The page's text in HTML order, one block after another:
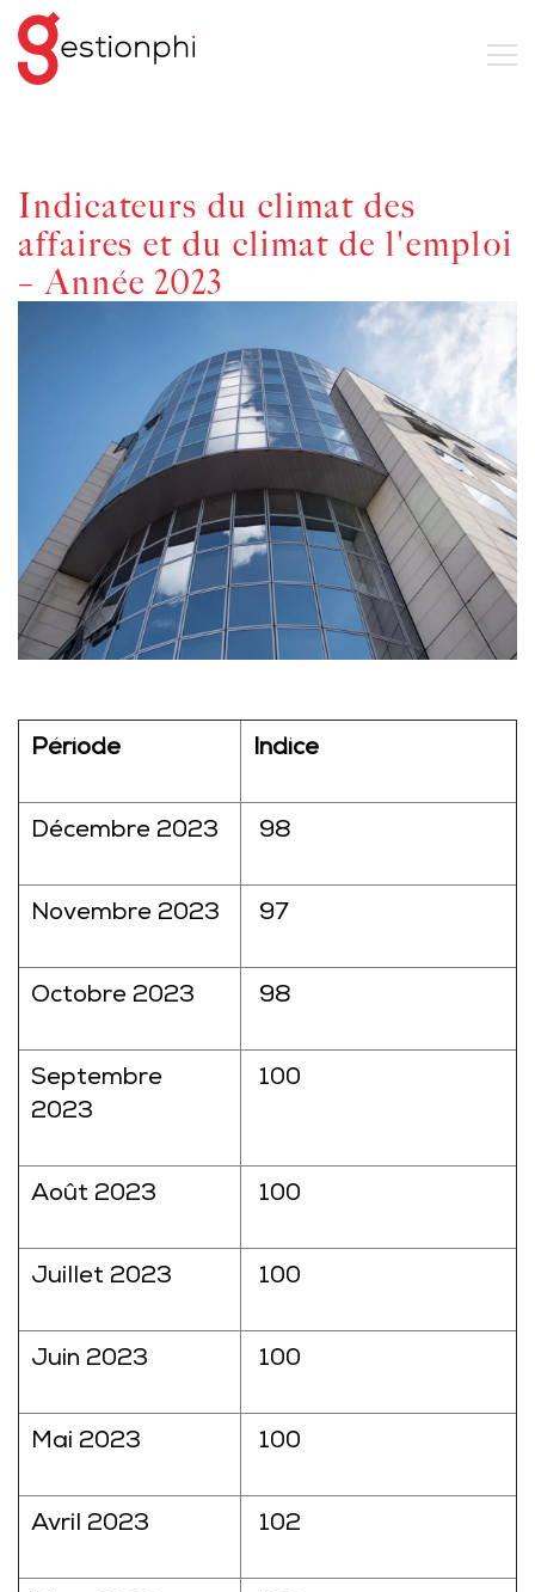
Indicateurs du climat des
affaires et du climat de l'emploi
– Année 2023
Période Indice
Décembre 2023 98
Novembre 2023 97
Octobre 2023 98
Septembre
2023
100
Août 2023 100
Juillet 2023 100
Juin 2023 100
Mai 2023 100
Avril 2023 102